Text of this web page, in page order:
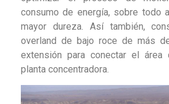
consumo de energía, sobre todo
mayor dureza. Así también,
overland de bajo roce de más
extensión para conectar el área
planta concentradora.